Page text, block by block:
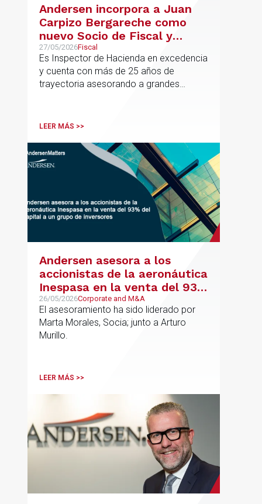
Andersen incorpora a Juan
Carpizo Bergareche como
nuevo Socio de Fiscal y
responsable de la práctica
ibérica de Fiscalidad Local
27/05/2026Fiscal
Es Inspector de Hacienda en excedencia
y cuenta con más de 25 años de
trayectoria asesorando a grandes
principalmente en los sectores
medioambiental
LEER MÁS >>
Andersen asesora a los
accionistas de la aeronáutica
Inespasa en la venta del 93%
del capital a un grupo de
inversores
26/05/2026Corporate and M&A
El asesoramiento ha sido liderado por
Marta Morales, Socia; junto a Arturo
Murillo.
LEER MÁS >>